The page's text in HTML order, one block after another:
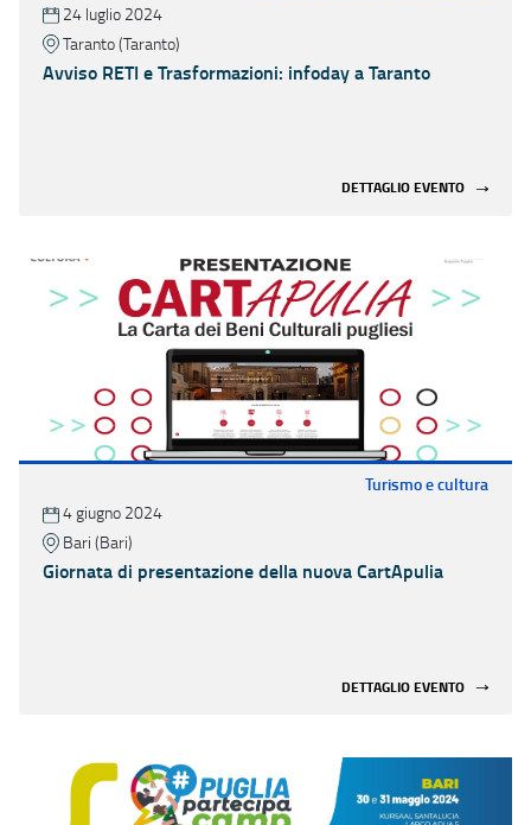
24 luglio 2024
Taranto (Taranto)
Avviso RETI e Trasformazioni: infoday a Taranto
DETTAGLIO EVENTO
Turismo e cultura
4 giugno 2024
Bari (Bari)
Giornata di presentazione della nuova CartApulia
DETTAGLIO EVENTO